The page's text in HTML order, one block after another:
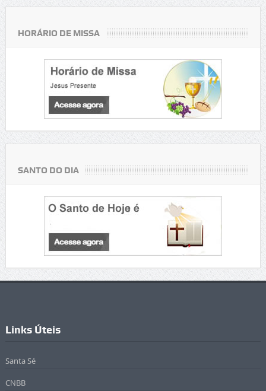
HORÁRIO DE MISSA
SANTO DO DIA
Links Úteis
Santa Sé
CNBB